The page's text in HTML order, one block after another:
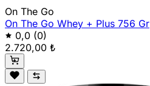
On The Go
On The Go Whey + Plus 756 Gr
0,0 (0)
2.720,00 ₺